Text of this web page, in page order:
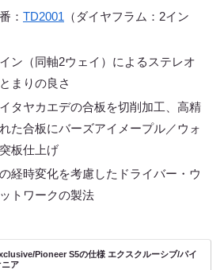
： TD2001 （ダイヤフラム：2イン
ン（同軸2ウェイ）によるステレオ
まりの良さ
タヤカエデの合板を切削加工、高精
た合板にバーズアイメープル／ウォ
板仕上げ
経時変化を考慮したドライバー・ウ
トワークの製法
Pioneer S5の仕様 エクスクルーシブ/パイ
ニア